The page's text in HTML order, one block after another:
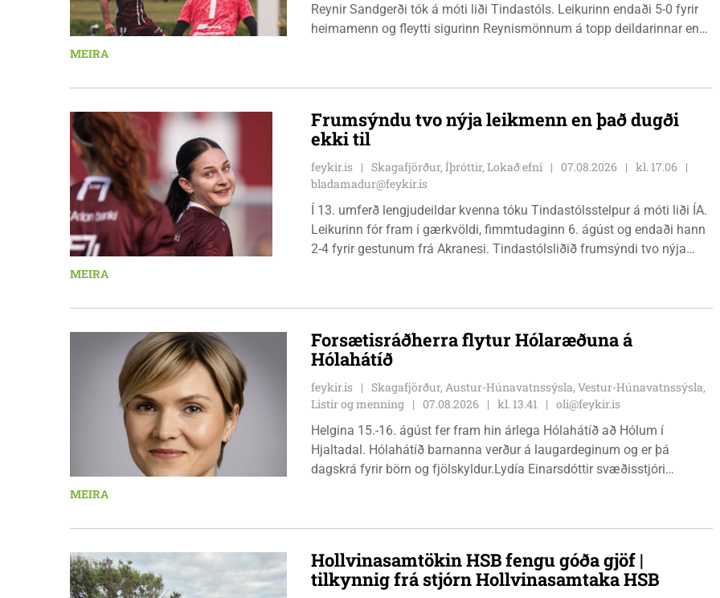
Reynir Sandgerði tók á móti liði Tindastóls. Leikurinn endaði 5-0 fyrir
heimamenn og fleytti sigurinn Reynismönnum á topp deildarinnar en
MEIRA
Frumsýndu tvo nýja leikmenn en það dugði
ekki til
feykir.is Skagafjörður, Íþróttir, Lokað efni 07.08.2026
kl. 17.06
bladamadur@feykir.is
Í 13. umferð lengjudeildar kvenna tóku Tindastólsstelpur á móti liði ÍA.
Leikurinn fór fram í gærkvöldi, fimmtudaginn 6. ágúst og endaði hann
2-4 fyrir gestunum frá Akranesi. Tindastólsliðið frumsýndi tvo nýja
MEIRA
Forsætisráðherra flytur Hólaræðuna á
Hólahátíð
feykir.is
Skagafjörður, Austur-Húnavatnssýsla, Vestur-Húnavatnssýsla,
Listir og menning
07.08.2026 kl. 13.41
oli@feykir.is
Helgina 15.-16. ágúst fer fram hin árlega Hólahátíð að Hólum í
Hjaltadal. Hólahátíð barnanna verður á laugardeginum og er þá
dagskrá fyrir börn og fjölskyldur.Lydía Einarsdóttir svæðisstjóri
MEIRA
Hollvinasamtökin HSB fengu góða gjöf |
tilkynnig frá stjórn Hollvinasamtaka HSB